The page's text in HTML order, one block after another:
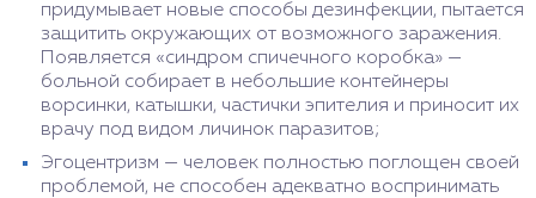
придумывает новые способы дезинфекции, пытается
защитить окружающих от возможного заражения.
Появляется «синдром спичечного коробка» —
больной собирает в небольшие контейнеры
ворсинки, катышки, частички эпителия и приносит их
врачу под видом личинок паразитов;
Эгоцентризм — человек полностью поглощен своей
проблемой, не способен адекватно воспринимать